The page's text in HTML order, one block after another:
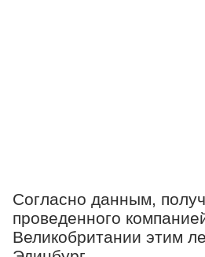
Согласно данным,
проведенного
Великобритании этим